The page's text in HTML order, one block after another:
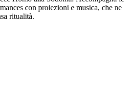
con proiezioni e musica, che ne
ritualità.